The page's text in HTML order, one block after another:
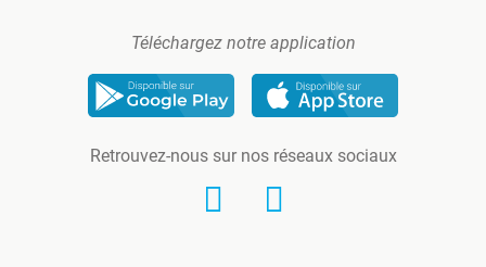
Téléchargez notre application
Retrouvez-nous sur nos réseaux sociaux